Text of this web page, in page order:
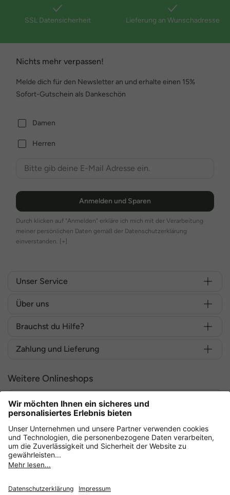
SSL Datensicherheit Lieferung an Wunschadresse
Nichts mehr verpassen!
Melde dich für den Newsletter an und erhalte einen 15%
Sofort-Gutschein als Dankeschön
Damen
Herren
Anmelden und Sparen
Durch klicken auf "Anmelden" erkläre ich mich mit der Verarbeitung
meiner persönlichen Daten gemäß der Datenschutzerklärung
einverstanden. [+]
Unser Service
Über uns
Brauchst du Hilfe?
Zahlung und Lieferung
Weitere Onlineshops
Deutschland
Sicher einkaufen mit